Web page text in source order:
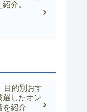
介。
目的別おす
選したオン
を紹介